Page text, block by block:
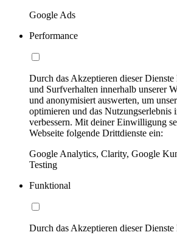
Google Ads
Performance
Durch das Akzeptieren dieser
und Surfverhalten innerhalb unserer
und anonymisiert auswerten, um
optimieren und das Nutzungserlebnis
verbessern. Mit deiner Einwilligung
Webseite folgende Drittdienste ein:
Google Analytics, Clarity, Google
Testing
Funktional
Durch das Akzeptieren dieser